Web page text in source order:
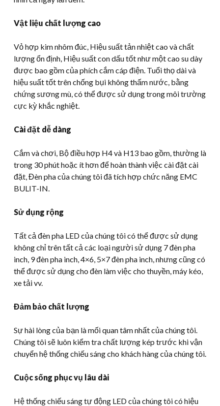
Vật liệu chất lượng cao
Vỏ hợp kim nhôm đúc, Hiệu suất tản nhiệt cao và chất
lượng ổn định, Hiệu suất con dấu tốt như một cao su dày
được bao gồm của phích cắm cáp điện. Tuổi thọ dài và
hiệu suất tốt trên chống bụi không thấm nước, bằng
chứng sương mù, có thể được sử dụng trong môi trường
cực kỳ khắc nghiệt.
Cài đặt dễ dàng
Cắm và chơi, Bộ điều hợp H4 và H13 bao gồm, thường là
trong 30 phút hoặc ít hơn để hoàn thành việc cài đặt cài
đặt, Đèn pha của chúng tôi đã tích hợp chức năng EMC
BULIT-IN.
Sử dụng rộng
Tất cả đèn pha LED của chúng tôi có thể được sử dụng
không chỉ trên tất cả các loại người sử dụng 7 đèn pha
inch, 9 đèn pha inch, 4×6, 5×7 đèn pha inch, nhưng cũng có
thể được sử dụng cho đèn làm việc cho thuyền, máy kéo,
xe tải vv.
Đảm bảo chất lượng
Sự hài lòng của bạn là mối quan tâm nhất của chúng tôi.
Chúng tôi sẽ luôn kiểm tra chất lượng kép trước khi vận
chuyển hệ thống chiếu sáng cho khách hàng của chúng tôi.
Cuộc sống phục vụ lâu dài
Hệ thống chiếu sáng tự động LED của chúng tôi có hiệu